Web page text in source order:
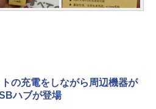
の充電をしながら周辺機器が
ハブが登場